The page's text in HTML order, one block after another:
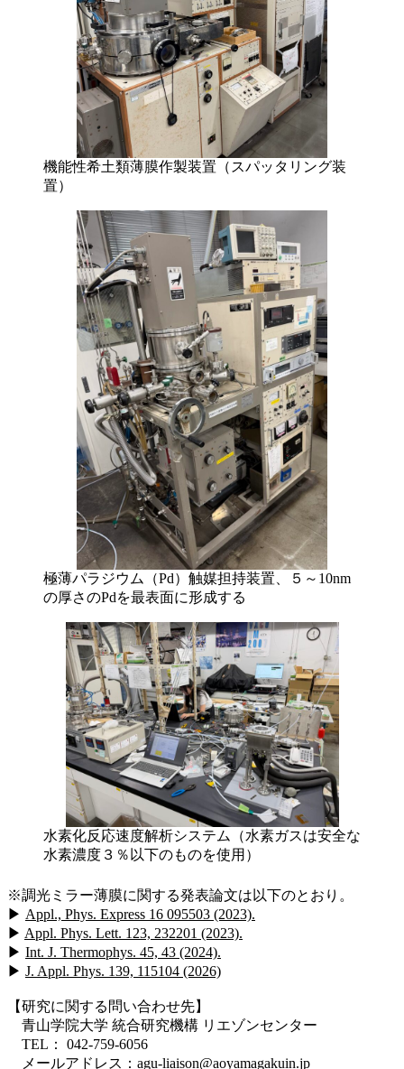
機能性希土類薄膜作製装置（スパッタリング装
置）
極薄パラジウム（Pd）触媒担持装置、５～10nm
の厚さのPdを最表面に形成する
水素化反応速度解析システム（水素ガスは安全な
水素濃度３％以下のものを使用）
※調光ミラー薄膜に関する発表論文は以下のとおり。
▶ Appl., Phys. Express 16 095503 (2023).
▶ Appl. Phys. Lett. 123, 232201 (2023).
▶ Int. J. Thermophys. 45, 43 (2024).
▶ J. Appl. Phys. 139, 115104 (2026)
【研究に関する問い合わせ先】
青山学院大学 統合研究機構 リエゾンセンター
TEL： 042-759-6056
メールアドレス： agu-liaison@aoyamagakuin.jp